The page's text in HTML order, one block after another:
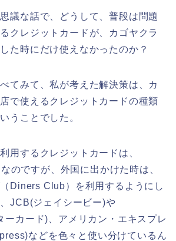
議な話で、どうして、普段は問題
クレジットカードが、カゴヤクラ
た時にだけ使えなかったのか？
てみて、私が考えた解決策は、カ
で使えるクレジットカードの種類
うことでした。
用するクレジットカードは、
のですが、外国に出かけた時は、
Diners Club）を利用するようにし
JCB(ジェイシービー)や
ーカード)、アメリカン・エキスプレ
などを色々と使い分けているん